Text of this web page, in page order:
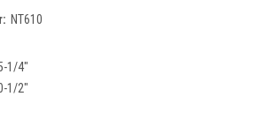
NT610
1/4"
1/2"